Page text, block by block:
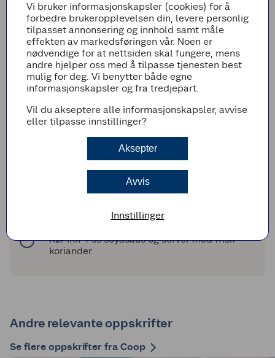
Legg til i handleliste
Fremgangsmetode
Del 1 paprika, 1 rødløk og 0,5 brokkoli i små
wok.
gjennomvarm, ca 5 min.
Lag litt plass i midten ved å skyve
grønnsakene opp langs kanten og knekk 2
gradvis blander alt sammen. Stek til alt
egget er godt integrert.
Rør inn 4 ss soyasaus og server med frisk
koriander.
Andre relevante oppskrifter
Se flere oppskrifter fra Coop
Vi bruker informasjonskapsler (cookies) for å
forbedre brukeropplevelsen din, levere personlig
tilpasset annonsering og innhold samt måle
effekten av markedsføringen vår. Noen er
nødvendige for at nettsiden skal fungere, mens
andre hjelper oss med å tilpasse tjenesten best
mulig for deg. Vi benytter både egne
informasjonskapsler og fra tredjepart.
Vil du akseptere alle informasjonskapsler, avvise
eller tilpasse innstillinger?
Aksepter
Avvis
Innstillinger